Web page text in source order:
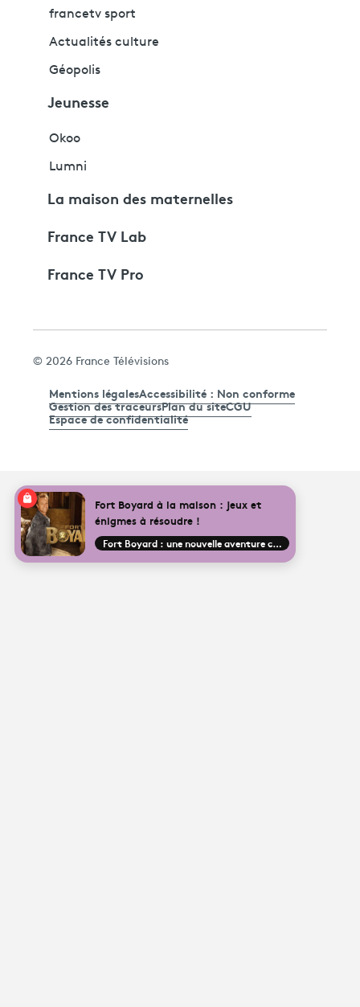
francetv sport
Actualités culture
Géopolis
Jeunesse
Okoo
Lumni
La maison des maternelles
France TV Lab
France TV Pro
© 2026 France Télévisions
Mentions légalesAccessibilité : Non conforme
Gestion des traceursPlan du siteCGU
Espace de confidentialité
Fort Boyard à la maison : jeux et
énigmes à résoudre !
Fort Boyard : une nouvelle aventure commence !